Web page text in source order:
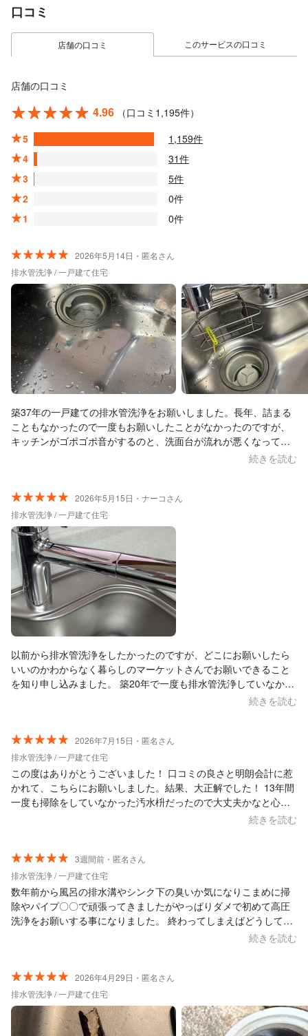
口コミ
店舗の口コミ このサービスの口コミ
店舗の口コミ
4.96
（口コミ1,195件）
5
1,159件
4
31件
3
5件
2
0件
1
0件
2026年5月14日・匿名さん
排水管洗浄 / 一戸建て住宅
築37年の一戸建ての排水管洗浄をお願いしました。長年、詰まる
こともなかったので一度もお願いしたことがなかったのですが、
キッチンがゴポゴポ音がするのと、洗面台が流れが悪くなってし
まって、こちらで口コミが良かったのでお願いしましたが、大正
流れるようにしていただきました。口コミ通り、黙々と作業して
いただき、3時間半ほどで完了しました。洗浄後も水回りもキレイ
に磨いていただけました。うちのキッチン、水垢とかで全面曇っ
ていてそれが普通になってたんですが、終わった後上にある水道
が流し台に鏡のように写っていて感動しました。聞けば色々アド
バイスもいただけたので、次もぜひお願いしたいと思います。本
当にありがとうございました。
続きを読む
2026年5月15日・ナーコさん
排水管洗浄 / 一戸建て住宅
以前から排水管洗浄をしたかったのですが、どこにお願いしたら
いいのかわからなく暮らしのマーケットさんでお願いできること
を知り申し込みました。 築20年で一度も排水管洗浄していなかっ
り感激しました。 アドバイスもしてくださりとても参考になりま
した。 また排水管洗浄するときはお願いしたいと思います。 あり
がとうございました。
続きを読む
2026年7月15日・匿名さん
排水管洗浄 / 一戸建て住宅
この度はありがとうございました！ 口コミの良さと明朗会計に惹
かれて、こちらにお願いしました。結果、大正解でした！ 13年間
一度も掃除をしていなかった汚水枡だったので大丈夫かなと心配
していましたが、丁寧に説明していただき、キッチンの流れもス
いになっていて驚きました。 写真や動画を見せながら作業内容を
説明していただけたので、とても安心できました。 暑い中、丁寧
に作業していただき本当にありがとうございました。また次回も
ぜひお願いしたいと思います。
続きを読む
3週間前・匿名さん
排水管洗浄 / 一戸建て住宅
数年前から風呂の排水溝やシンク下の臭いか気になりこまめに掃
除やパイプ〇〇で頑張ってきましたがやっぱりダメで初めて高圧
洗浄をお願いする事になりました。 終わってしまえばどうしても
っと早く頼まなかったのかと思う程家も心もスッキリしました。
し方をされる方だったのも安心の1つでした。 こんなにキレイに
していただき本当にありがとうございました。
続きを読む
2026年4月29日・匿名さん
排水管洗浄 / 一戸建て住宅